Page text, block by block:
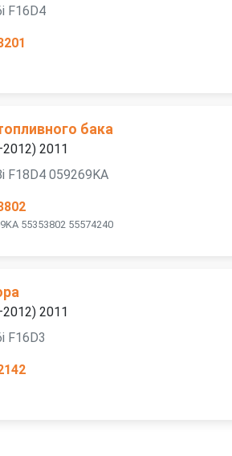
F16D4
бака
2011
F18D4 059269KA
55353802 55574240
2011
F16D3